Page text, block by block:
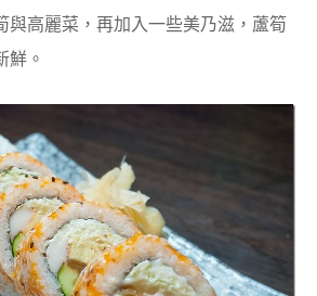
與高麗菜，再加入一些美乃滋，蘆筍
鮮。